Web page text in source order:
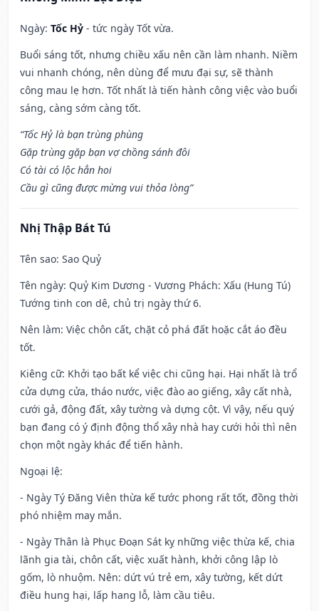
Ngày: Tốc Hỷ - tức ngày Tốt vừa.
Buổi sáng tốt, nhưng chiều xấu nên cần làm nhanh. Niềm
vui nhanh chóng, nên dùng để mưu đại sự, sẽ thành
công mau lẹ hơn. Tốt nhất là tiến hành công việc vào buổi
sáng, càng sớm càng tốt.
“Tốc Hỷ là bạn trùng phùng
Gặp trùng gặp bạn vợ chồng sánh đôi
Có tài có lộc hẳn hoi
Cầu gì cũng được mừng vui thỏa lòng”
Nhị Thập Bát Tú
Tên sao: Sao Quỷ
Tên ngày: Quỷ Kim Dương - Vương Phách: Xấu (Hung Tú)
Tướng tinh con dê, chủ trị ngày thứ 6.
Nên làm: Việc chôn cất, chặt cỏ phá đất hoặc cắt áo đều
tốt.
Kiêng cữ: Khởi tạo bất kể việc chi cũng hại. Hại nhất là trổ
cửa dựng cửa, tháo nước, việc đào ao giếng, xây cất nhà,
cưới gả, động đất, xây tường và dựng cột. Vì vậy, nếu quý
bạn đang có ý định động thổ xây nhà hay cưới hỏi thì nên
chọn một ngày khác để tiến hành.
Ngoại lệ:
- Ngày Tý Đăng Viên thừa kế tước phong rất tốt, đồng thời
phó nhiệm may mắn.
- Ngày Thân là Phục Đoạn Sát kỵ những việc thừa kế, chia
lãnh gia tài, chôn cất, việc xuất hành, khởi công lập lò
gốm, lò nhuộm. Nên: dứt vú trẻ em, xây tường, kết dứt
điều hung hại, lấp hang lỗ, làm cầu tiêu.